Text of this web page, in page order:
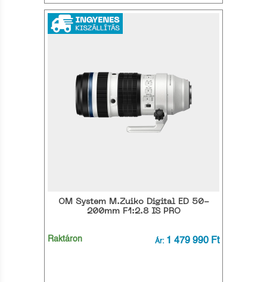
OM System M.Zuiko Digital ED 50-
200mm F1:2.8 IS PRO
Raktáron Ár: 1 479 990 Ft